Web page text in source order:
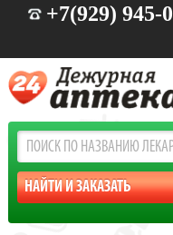
+7(929) 945-